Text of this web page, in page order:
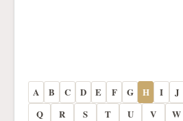
A B C D E F G H I J
Q
R S T U V W